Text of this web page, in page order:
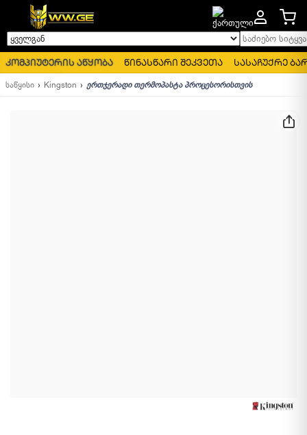
ყველგან საძიებო
კომპიუტერის აწყობა წინასწარი შეკვეთა სასაჩუქრე
საწყისი Kingston ერთჯერადი თერმოპასტა პროცესორისთვის